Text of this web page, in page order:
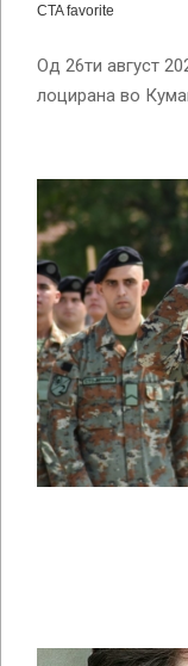
Од 26ти август
лоцирана во